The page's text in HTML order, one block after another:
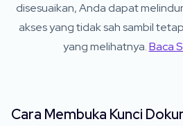
disesuaikan, Anda dapat
akses yang tidak sah sambil
yang melihatnya.Baca
Cara Membuka Kunci